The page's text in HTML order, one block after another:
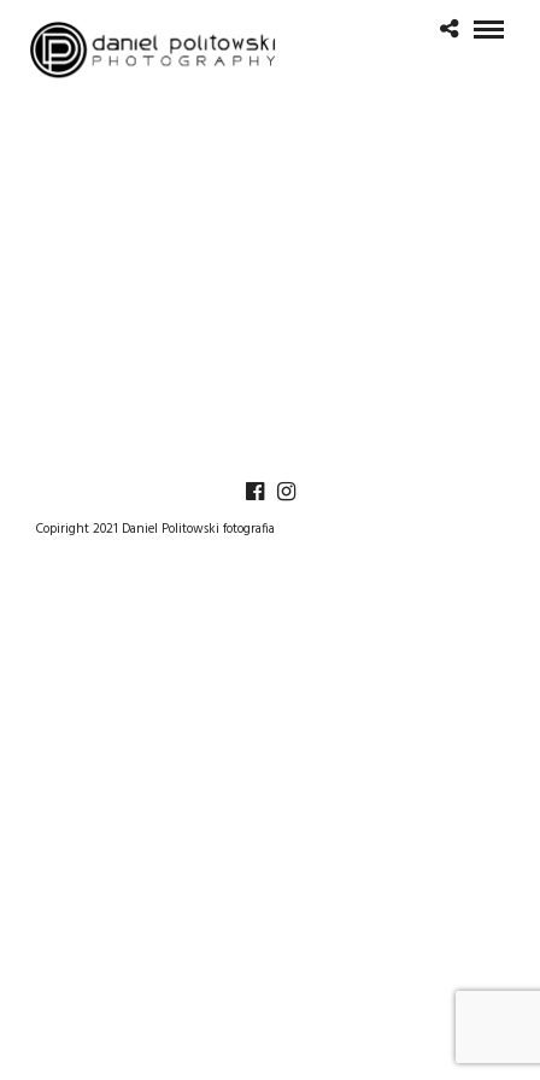
Copiright 2021 Daniel Politowski fotografia